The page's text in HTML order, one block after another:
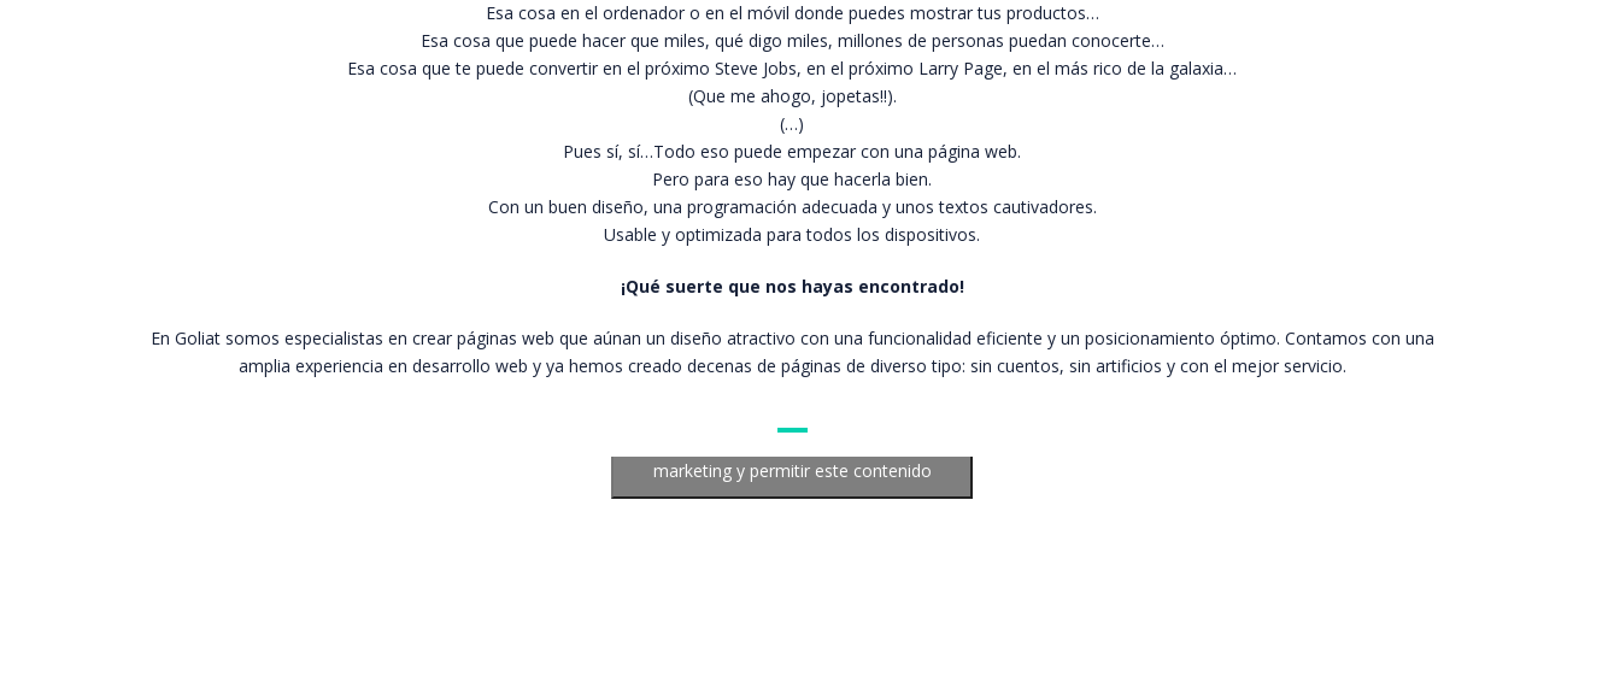
Esa cosa en el ordenador o en el móvil donde puedes mostrar tus productos…
Esa cosa que puede hacer que miles, qué digo miles, millones de personas puedan conocerte…
Esa cosa que te puede convertir en el próximo Steve Jobs, en el próximo Larry Page, en el más rico de la galaxia…
(Que me ahogo, jopetas!!).
(…)
Pues sí, sí…Todo eso puede empezar con una página web.
Pero para eso hay que hacerla bien.
Con un buen diseño, una programación adecuada y unos textos cautivadores.
Usable y optimizada para todos los dispositivos.
¡Qué suerte que nos hayas encontrado!
En Goliat somos especialistas en crear páginas web que aúnan un diseño atractivo con una funcionalidad eficiente y un posicionamiento óptimo. Contamos con una
amplia experiencia en desarrollo web y ya hemos creado decenas de páginas de diverso tipo: sin cuentos, sin artificios y con el mejor servicio.
marketing y permitir este contenido